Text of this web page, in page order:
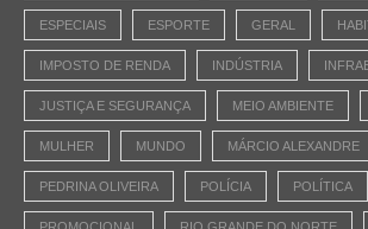
ESPECIAIS ESPORTE GERAL
IMPOSTO DE RENDA INDÚSTRIA
JUSTIÇA E SEGURANÇA MEIO AMBIENTE
MULHER MUNDO MÁRCIO ALEXANDRE
PEDRINA OLIVEIRA POLÍCIA POLÍTICA
PROMOCIONAL RIO GRANDE DO NORTE